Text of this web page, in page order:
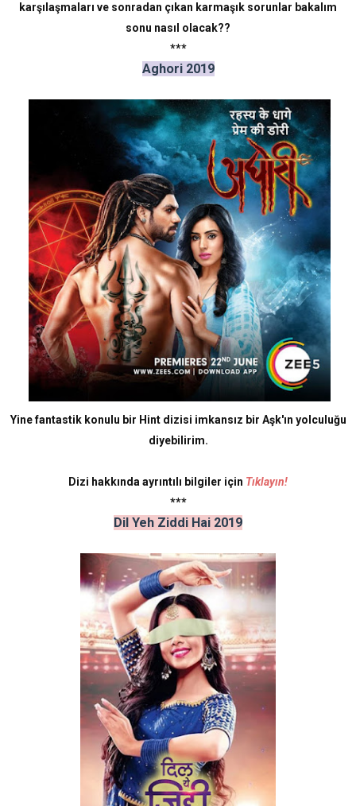
karşılaşmaları ve sonradan çıkan karmaşık sorunlar bakalım
sonu nasıl olacak??
***
Aghori 2019
Yine fantastik konulu bir Hint dizisi imkansız bir Aşk'ın yolculuğu
diyebilirim.
Dizi hakkında ayrıntılı bilgiler için Tıklayın!
***
Dil Yeh Ziddi Hai 2019